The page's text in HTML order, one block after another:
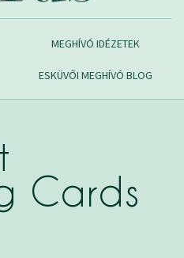
MEGHÍVÓ IDÉZETEK
ESKÜVŐI MEGHÍVÓ BLOG
Cards